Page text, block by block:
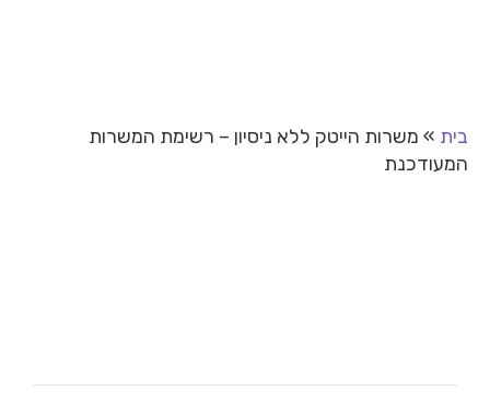
בית » משרות הייטק ללא ניסיון – רשימת המשרות
המעודכנת